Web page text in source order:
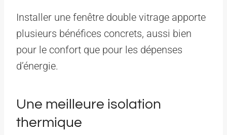
Installer une fenêtre double vitrage apporte
plusieurs bénéfices concrets, aussi bien
pour le confort que pour les dépenses
d’énergie.
Une meilleure isolation
thermique